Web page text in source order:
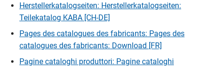
Herstellerkatalogseiten: Herstellerkatalogseiten:
Teilekatalog KABA [CH-DE]
Pages des catalogues des fabricants: Pages des
catalogues des fabricants: Download [FR]
Pagine cataloghi produttori: Pagine cataloghi